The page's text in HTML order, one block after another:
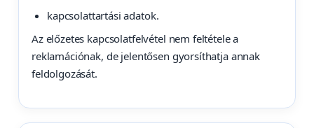
kapcsolattartási adatok.
Az előzetes kapcsolatfelvétel nem feltétele a
reklamációnak, de jelentősen gyorsíthatja annak
feldolgozását.